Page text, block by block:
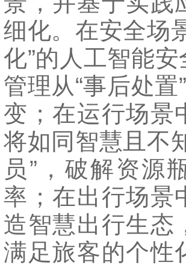
细化。在安全场
化”的人工智能
管理从“事后处置
变；在运行场景
将如同智慧且不
员”，破解资源
率；在出行场景
造智慧出行生态
满足旅客的个性